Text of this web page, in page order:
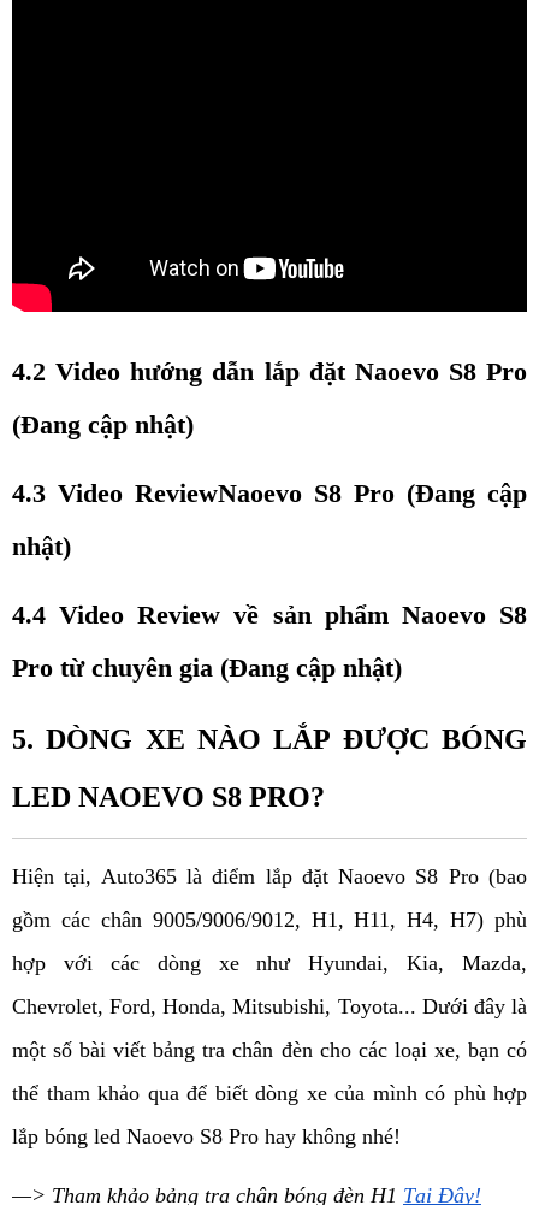
4.2 Video hướng dẫn lắp đặt Naoevo S8 Pro
(Đang cập nhật)
4.3 Video ReviewNaoevo S8 Pro (Đang cập
nhật)
4.4 Video Review về sản phẩm Naoevo S8
Pro từ chuyên gia (Đang cập nhật)
5. DÒNG XE NÀO LẮP ĐƯỢC BÓNG
LED NAOEVO S8 PRO?
Hiện tại, Auto365 là điểm lắp đặt Naoevo S8 Pro (bao
gồm các chân 9005/9006/9012, H1, H11, H4, H7) phù
hợp với các dòng xe như Hyundai, Kia, Mazda,
Chevrolet, Ford, Honda, Mitsubishi, Toyota... Dưới đây là
một số bài viết bảng tra chân đèn cho các loại xe, bạn có
thể tham khảo qua để biết dòng xe của mình có phù hợp
lắp bóng led Naoevo S8 Pro hay không nhé!
—> Tham khảo bảng tra chân bóng đèn H1 Tại Đây!